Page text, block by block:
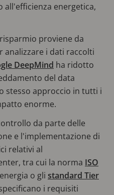
energetica,
proviene da
analizzare i dati raccolti
DeepMind ha ridotto
del data
stesso approccio in tutti i
enorme.
da parte delle
e l'implementazione di
relativi al
tra cui la norma ISO
o gli standard Tier
i requisiti